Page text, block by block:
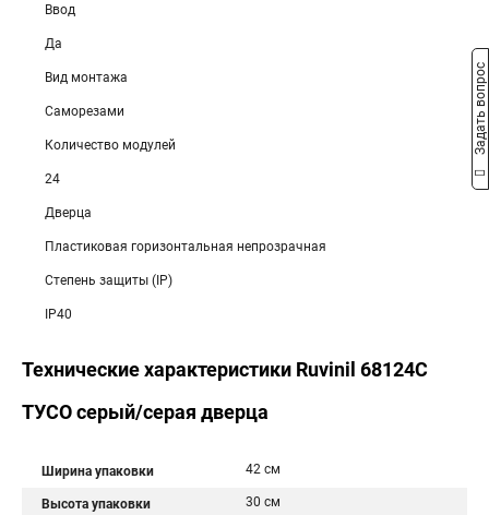
Ввод
Да
Вид монтажа
Саморезами
Количество модулей
24
Дверца
Пластиковая горизонтальная непрозрачная
Степень защиты (IP)
IP40
Технические характеристики Ruvinil 68124С
ТУСО серый/серая дверца
Ширина упаковки 42 см
Высота упаковки 30 см
Задать вопрос